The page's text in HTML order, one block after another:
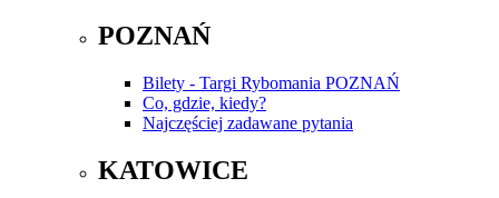
POZNAŃ
Bilety - Targi Rybomania POZNAŃ
Co, gdzie, kiedy?
Najczęściej zadawane pytania
KATOWICE